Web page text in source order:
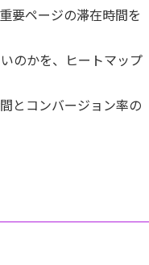
要ページの滞在時間を
のかを、ヒートマップ
とコンバージョン率の